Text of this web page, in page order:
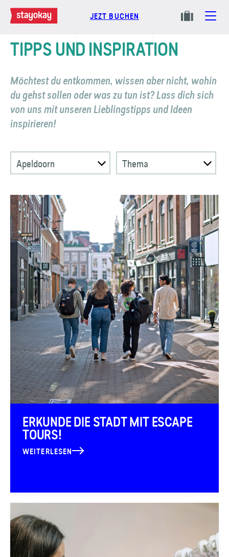
JEZT BUCHEN
TIPPS UND INSPIRATION
Möchtest du entkommen, wissen aber nicht, wohin
du gehst sollen oder was zu tun ist? Lass dich sich
von uns mit unseren Lieblings­tipps und Ideen
inspirieren!
Apeldoorn Thema
ERKUNDE DIE STADT MIT ESCAPE
TOURS!
WEITERLESEN